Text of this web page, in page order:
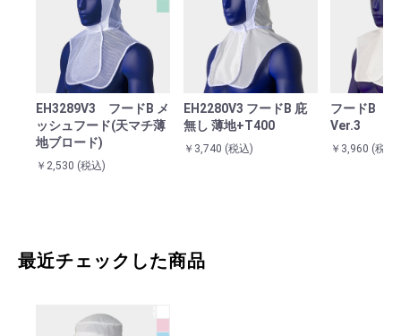
EH3289V3 フードB メ
ッシュフード(天マチ薄
地ブロード)
￥2,530 (税込)
EH2280V3 フードB 庇
無し 薄地+T400
￥3,740 (税込)
フードB
Ver.3
￥3,960 (税込)
最近チェックした商品